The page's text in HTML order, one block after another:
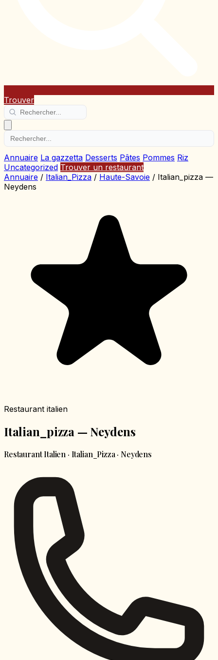
Trouver
Annuaire La gazzetta Desserts Pâtes Pommes Riz
Uncategorized Trouver un restaurant
Annuaire / Italian_Pizza / Haute-Savoie / Italian_pizza —
Neydens
Restaurant italien
Italian_pizza — Neydens
Restaurant Italien · Italian_Pizza · Neydens